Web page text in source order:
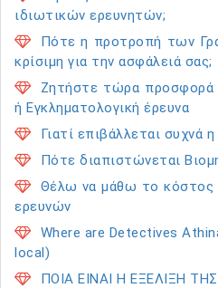
ιδιωτικών ερευνητών;
Πότε η προτροπή των
κρίσιμη για την ασφάλειά σας;
Ζητήστε τώρα προσφορά
ή Εγκληματολογική έρευνα
Γιατί επιβάλλεται συχνά
Πότε διαπιστώνεται
Θέλω να μάθω το κόστος
ερευνών
Where are Detectives
local)
ΠΟΙΑ ΕΙΝΑΙ Η ΕΞΕΛΙΞΗ